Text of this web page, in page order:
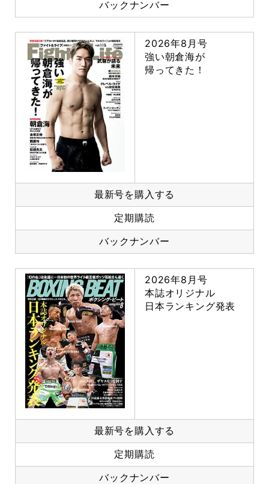
バックナンバー
2026年8月号
強い朝倉海が
帰ってきた！
最新号を購入する
定期購読
バックナンバー
2026年8月号
本誌オリジナル
日本ランキング発表
最新号を購入する
定期購読
バックナンバー